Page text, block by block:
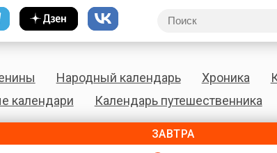
Народный календарь Хроника
календари
Календарь путешественника
ЗАВТРА